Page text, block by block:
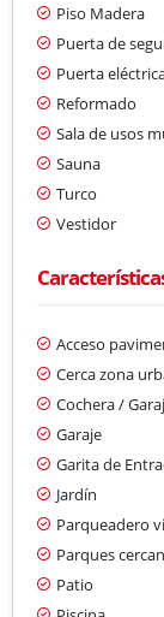
Piso Madera
Puerta de
Puerta
Reformado
Sala de usos
Sauna
Turco
Vestidor
Acceso
Cerca zona
Cochera /
Garaje
Garita de
Jardín
Parqueadero
Parques
Patio